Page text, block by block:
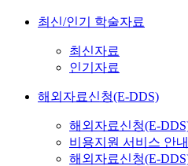
최신/인기 학술자료
최신자료
인기자료
해외자료신청(E-DDS)
해외자료신청(E-
비용지원 서비스 안내
해외자료신청(E-